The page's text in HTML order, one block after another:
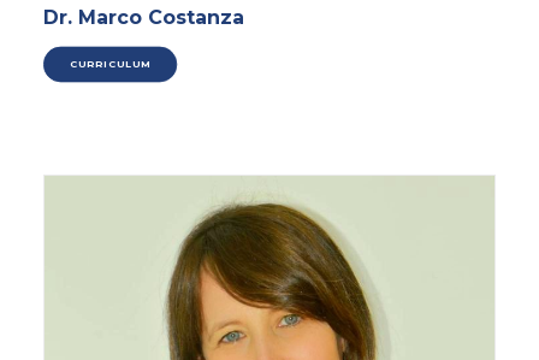
Dr. Marco Costanza
CURRICULUM